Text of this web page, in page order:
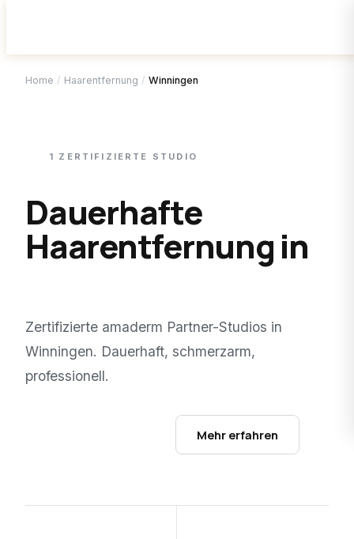
Home / Haarentfernung / Winningen
1 ZERTIFIZIERTE STUDIO
Dauerhafte
Haarentfernung in
Zertifizierte amaderm Partner-Studios in
Winningen. Dauerhaft, schmerzarm,
professionell.
Mehr erfahren